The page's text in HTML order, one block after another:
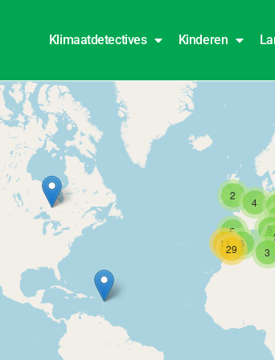
Klimaatdetectives Kinderen
3
5
2
4
6
5
29
11